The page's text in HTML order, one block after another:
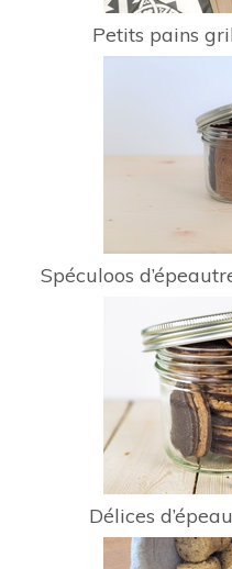
Petits pains
Spéculoos
Délices